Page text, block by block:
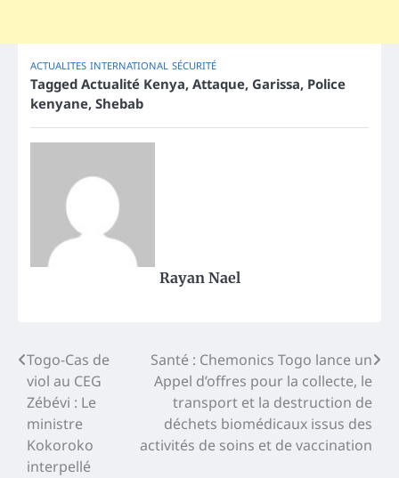
ACTUALITES INTERNATIONAL SÉCURITÉ
Tagged Actualité Kenya, Attaque, Garissa, Police
kenyane, Shebab
Rayan Nael
Post
navigation
Togo-Cas de
viol au CEG
Zébévi : Le
ministre
Kokoroko
interpellé
Santé : Chemonics Togo lance un
Appel d’offres pour la collecte, le
transport et la destruction de
déchets biomédicaux issus des
activités de soins et de vaccination